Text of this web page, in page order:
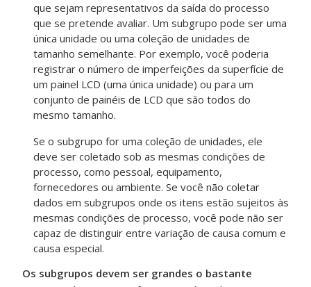
que sejam representativos da saída do processo
que se pretende avaliar. Um subgrupo pode ser uma
única unidade ou uma coleção de unidades de
tamanho semelhante. Por exemplo, você poderia
registrar o número de imperfeições da superfície de
um painel LCD (uma única unidade) ou para um
conjunto de painéis de LCD que são todos do
mesmo tamanho.
Se o subgrupo for uma coleção de unidades, ele
deve ser coletado sob as mesmas condições de
processo, como pessoal, equipamento,
fornecedores ou ambiente. Se você não coletar
dados em subgrupos onde os itens estão sujeitos às
mesmas condições de processo, você pode não ser
capaz de distinguir entre variação de causa comum e
causa especial.
Os subgrupos devem ser grandes o bastante